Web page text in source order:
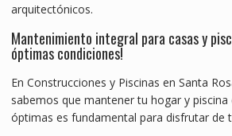
arquitectónicos.
Mantenimiento integral para casas y
óptimas condiciones!
En Construcciones y Piscinas en Santa
sabemos que mantener tu hogar y piscina
óptimas es fundamental para disfrutar de